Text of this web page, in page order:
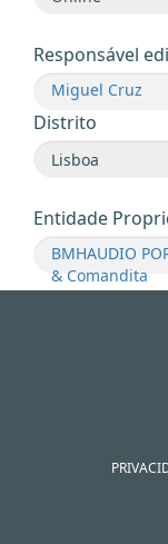
Responsável
Miguel Cruz
Distrito
Entidade
BMHAUDIO
& Comandita